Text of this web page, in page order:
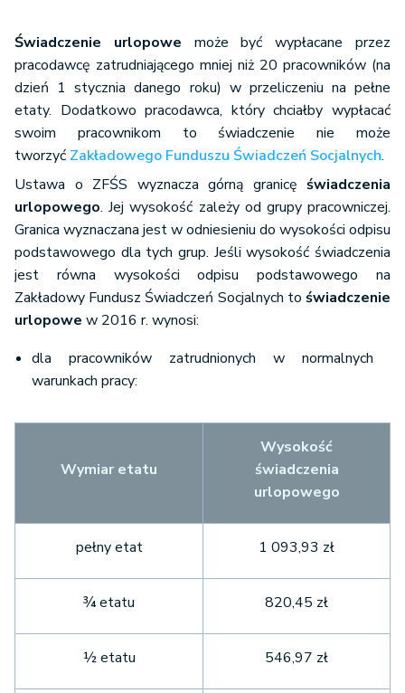
Świadczenie urlopowe może być wypłacane przez
pracodawcę zatrudniającego mniej niż 20 pracowników (na
dzień 1 stycznia danego roku) w przeliczeniu na pełne
etaty. Dodatkowo pracodawca, który chciałby wypłacać
swoim pracownikom to świadczenie nie może
tworzyć Zakładowego Funduszu Świadczeń Socjalnych.
Ustawa o ZFŚS wyznacza górną granicę świadczenia
urlopowego. Jej wysokość zależy od grupy pracowniczej.
Granica wyznaczana jest w odniesieniu do wysokości odpisu
podstawowego dla tych grup. Jeśli wysokość świadczenia
jest równa wysokości odpisu podstawowego na
Zakładowy Fundusz Świadczeń Socjalnych to świadczenie
urlopowe w 2016 r. wynosi:
dla pracowników zatrudnionych w normalnych
warunkach pracy:
Wymiar etatu
Wysokość
świadczenia
urlopowego
pełny etat 1 093,93 zł
¾ etatu 820,45 zł
½ etatu 546,97 zł